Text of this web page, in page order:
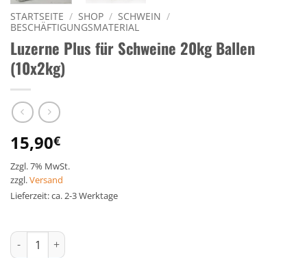
STARTSEITE / SHOP / SCHWEIN /
BESCHÄFTIGUNGSMATERIAL
Luzerne Plus für Schweine 20kg Ballen
(10x2kg)
15,90€
Zzgl. 7% MwSt.
zzgl.Versand
Lieferzeit: ca. 2-3 Werktage
Luzerne Plus für Schweine 20kg Ballen (10x2kg) Menge